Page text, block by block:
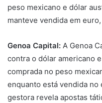
peso mexicano e dólar
manteve vendida em
Genoa Capital: A Genoa
contra o dólar americano
comprada no peso
enquanto está vendida no
gestora revela apostas